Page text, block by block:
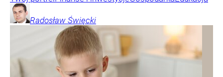
Radosław Święcki